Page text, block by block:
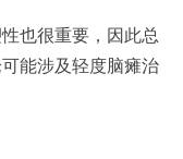
也很重要，因此总
能涉及轻度脑瘫治